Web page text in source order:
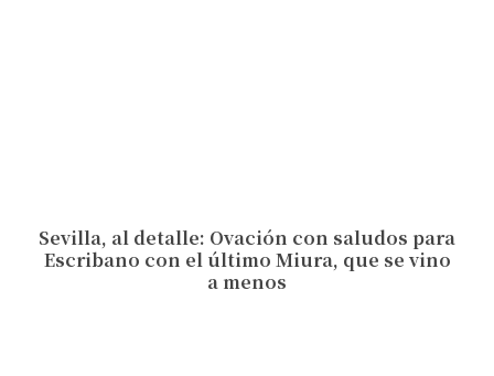
Sevilla, al detalle: Ovación con saludos para
Escribano con el último Miura, que se vino
a menos